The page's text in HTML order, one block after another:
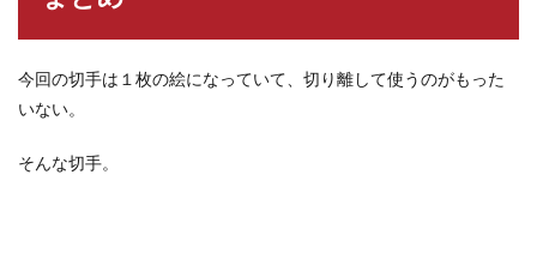
今回の切手は１枚の絵になっていて、切り離して使うのがもった
いない。
そんな切手。